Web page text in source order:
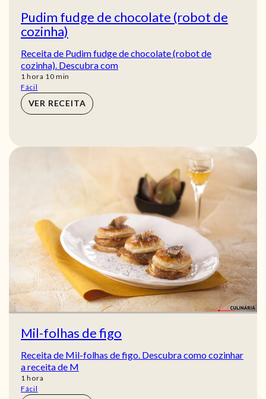
Pudim fudge de chocolate (robot de
cozinha)
Receita de Pudim fudge de chocolate (robot de
cozinha). Descubra com
1 hora
hora 10min
min
Fácil
VER RECEITA
Mil-folhas de figo
Receita de Mil-folhas de figo. Descubra como cozinhar
a receita de M
1 hora
hora
Fácil